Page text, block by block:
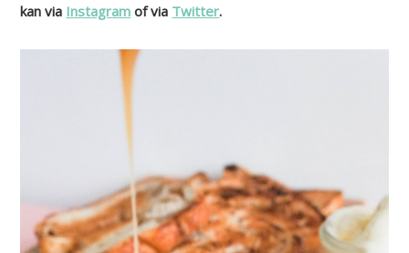
kan via Instagram of via Twitter.